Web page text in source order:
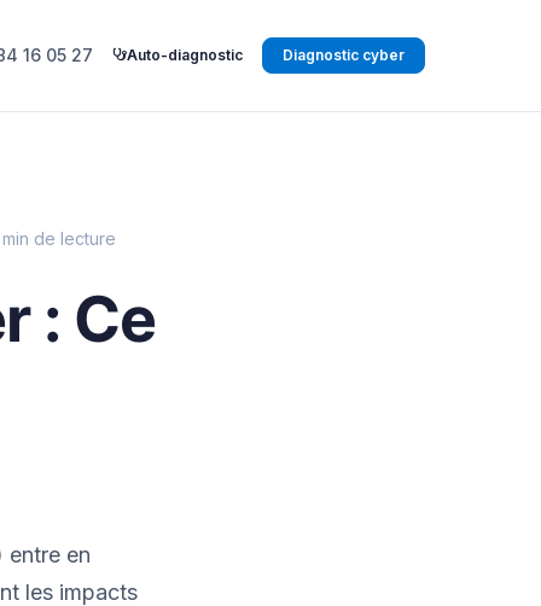
16 05 27 Auto-diagnostic Diagnostic cyber
min de lecture
: Ce
entre en
les impacts